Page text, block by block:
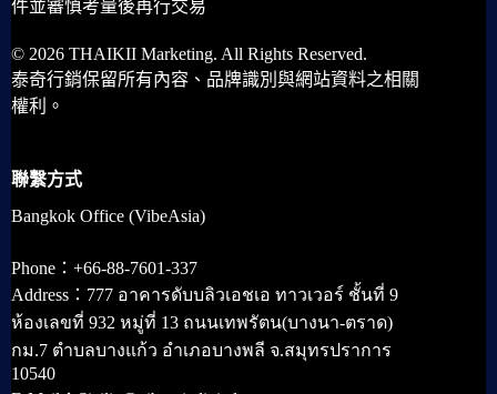
件並審慎考量後再行交易
© 2026 THAIKII Marketing. All Rights Reserved.
泰奇行銷保留所有內容、品牌識別與網站資料之相關
權利。
聯繫方式
Bangkok Office (VibeAsia)
Phone：+66-88-7601-337
Address：777 อาคารดับบลิวเอชเอ ทาวเวอร์ ชั้นที่ 9
ห้องเลขที่ 932 หมู่ที่ 13 ถนนเทพรัตน(บางนา-ตราด)
กม.7 ตำบลบางแก้ว อำเภอบางพลี จ.สมุทรปราการ
10540